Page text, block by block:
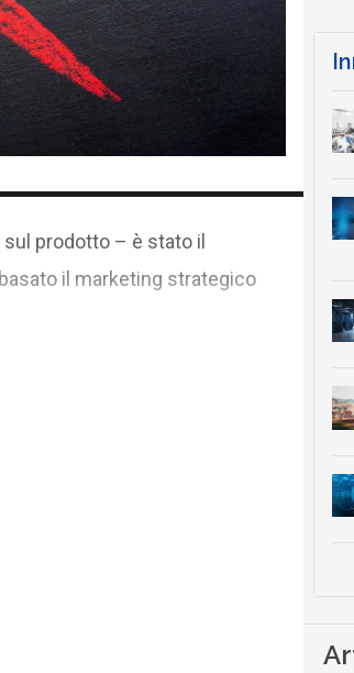
prodotto – è stato il
il marketing strategico